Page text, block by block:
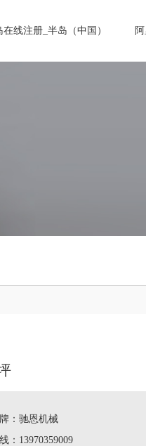
在线注册_半岛（中国）
：驰恩机械
：13970359009